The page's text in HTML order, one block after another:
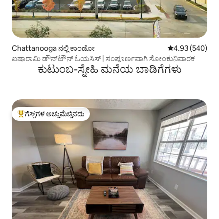
Chattanooga ನಲ್ಲಿ ಕಾಂಡೋ 5 ರಲ್ಲಿ 4.93
4.93 (540)
ಐಷಾರಾಮಿ ಡೌನ್‌ಟೌನ್ ಓಯಸಿಸ್ | ಸಂಪೂರ್ಣವಾಗಿ ಸೋಂಕುನಿವಾರಕ
ಕುಟುಂಬ-ಸ್ನೇಹಿ ಮನೆಯ ಬಾಡಿಗೆಗಳು
ಗೆಸ್ಟ್‌ಗಳಿಗೆ ಅತಿ ಹೆಚ್ಚು ಅಚ್ಚುಮೆಚ್ಚಿನದು
ಗೆಸ್ಟ್‌ಗಳ ಅಚ್ಚುಮೆಚ್ಚಿನದು